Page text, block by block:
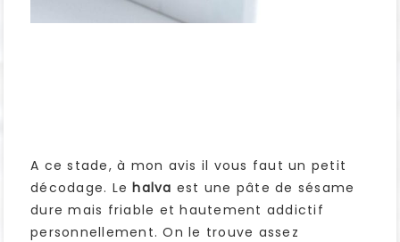
A ce stade, à mon avis il vous faut un petit
décodage. Lehalva est une pâte de sésame
dure mais friable et hautement addictif
personnellement. On le trouve assez